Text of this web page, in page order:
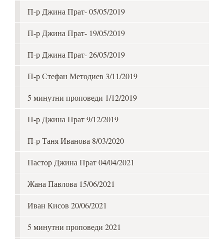
П-р Джина Прат- 05/05/2019
П-р Джина Прат- 19/05/2019
П-р Джина Прат- 26/05/2019
П-р Стефан Методиев 3/11/2019
5 минутни проповеди 1/12/2019
П-р Джина Прат 9/12/2019
П-р Таня Иванова 8/03/2020
Пастор Джина Прат 04/04/2021
Жана Павлова 15/06/2021
Иван Кисов 20/06/2021
5 минутни проповеди 2021